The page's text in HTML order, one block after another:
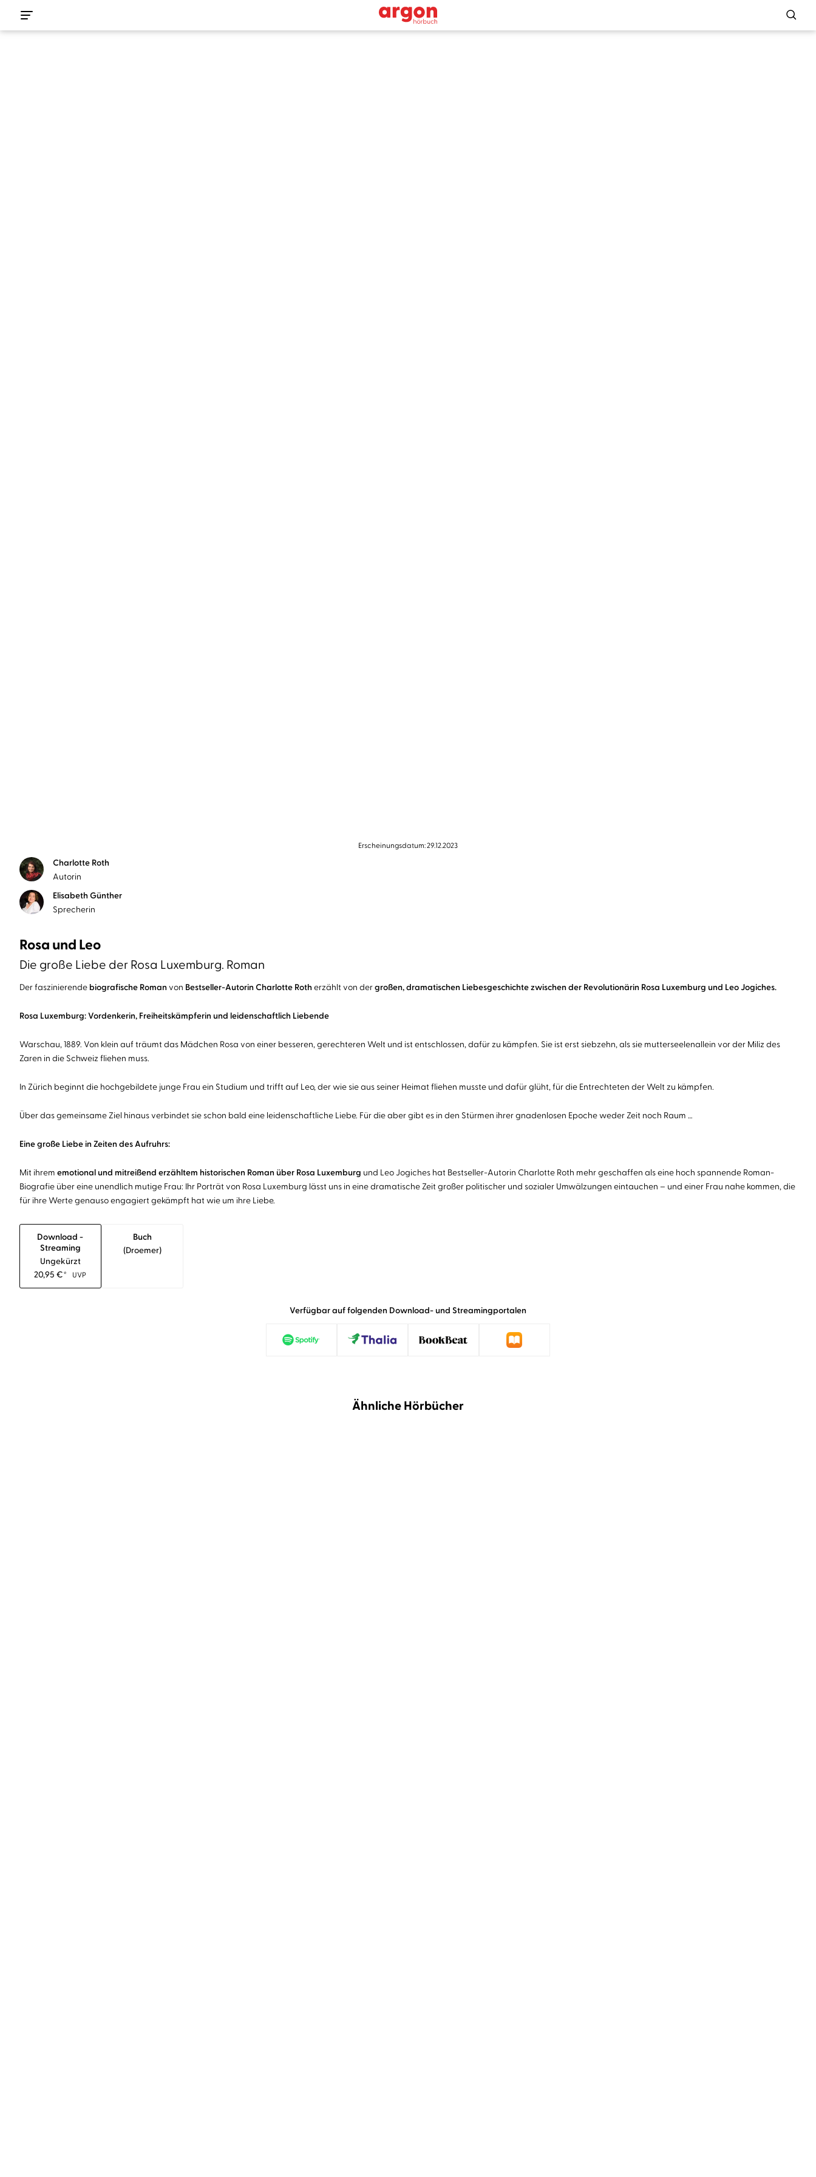
Erscheinungsdatum: 29.12.2023
Charlotte Roth
Autorin
Elisabeth Günther
Sprecherin
Rosa und Leo
Die große Liebe der Rosa Luxemburg. Roman
Der faszinierende biografische Roman von Bestseller-Autorin Charlotte Roth erzählt von dergroßen, dramatischen Liebesgeschichte zwischen der Revolutionärin Rosa Luxemburg und Leo Jogiches.
Rosa Luxemburg: Vordenkerin, Freiheitskämpferin und leidenschaftlich Liebende
Warschau, 1889. Von klein auf träumt das Mädchen Rosa von einer besseren, gerechteren Welt und ist entschlossen, dafür zu kämpfen. Sie ist erst siebzehn, als sie mutterseelenallein vor der Miliz des
Zaren in die Schweiz fliehen muss.
In Zürich beginnt die hochgebildete junge Frau ein Studium und trifft auf Leo, der wie sie aus seiner Heimat fliehen musste und dafür glüht, für die Entrechteten der Welt zu kämpfen.
Über das gemeinsame Ziel hinaus verbindet sie schon bald eine leidenschaftliche Liebe. Für die aber gibt es in den Stürmen ihrer gnadenlosen Epoche weder Zeit noch Raum …
Eine große Liebe in Zeiten des Aufruhrs:
Mit ihrem emotional und mitreißend erzähltem historischen Roman über Rosa Luxemburg und Leo Jogiches hat Bestseller-Autorin Charlotte Roth mehr geschaffen als eine hoch spannende Roman-
Biografie über eine unendlich mutige Frau: Ihr Porträt von Rosa Luxemburg lässt uns in eine dramatische Zeit großer politischer und sozialer Umwälzungen eintauchen – und einer Frau nahe kommen, die
für ihre Werte genauso engagiert gekämpft hat wie um ihre Liebe.
Download -
Streaming
Ungekürzt
20,95€* UVP
Buch
(droemer)
Verfügbar auf folgenden Download- und Streamingportalen
Ähnliche Hörbücher